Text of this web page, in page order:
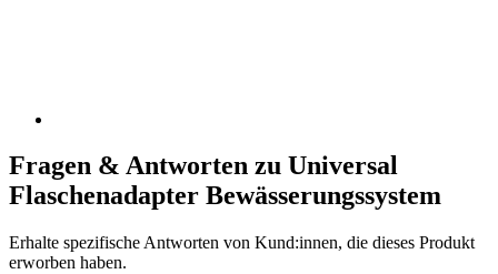
Fragen & Antworten zu Universal
Flaschenadapter Bewässerungssystem
Erhalte spezifische Antworten von Kund:innen, die dieses Produkt
erworben haben.